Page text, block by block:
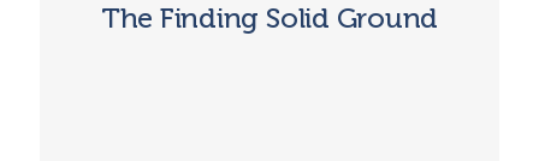
The Finding Solid Ground